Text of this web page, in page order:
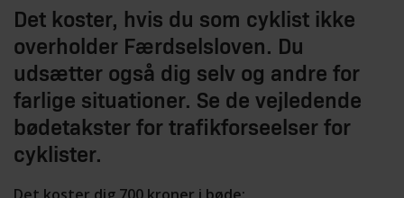
Det koster, hvis du som cyklist ikke
overholder Færdselsloven. Du
udsætter også dig selv og andre for
farlige situationer. Se de vejledende
bødetakster for trafikforseelser for
cyklister.